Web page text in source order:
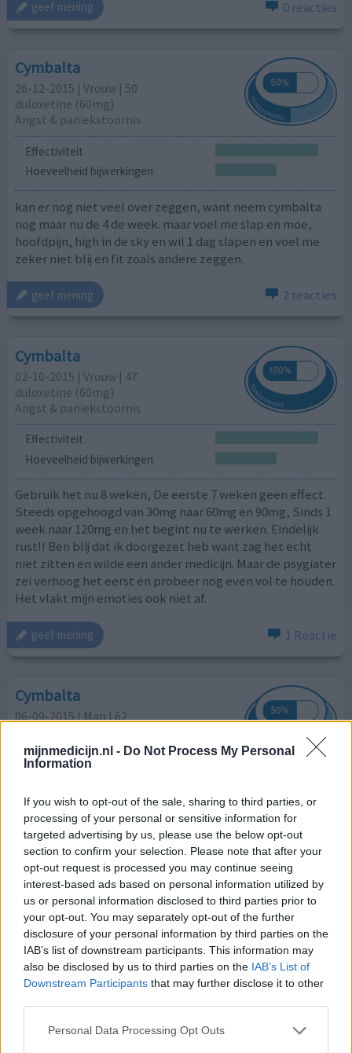
mijnmedicijn.nl - Do Not Process My Personal
Information
If you wish to opt-out of the sale, sharing to third parties, or
processing of your personal or sensitive information for
targeted advertising by us, please use the below opt-out
section to confirm your selection. Please note that after your
opt-out request is processed you may continue seeing
interest-based ads based on personal information utilized by
us or personal information disclosed to third parties prior to
your opt-out. You may separately opt-out of the further
disclosure of your personal information by third parties on the
IAB’s list of downstream participants. This information may
also be disclosed by us to third parties on the IAB’s List of
Downstream Participants that may further disclose it to other
Personal Data Processing Opt Outs
geef mening 0 reacties
Cymbalta
26-12-2015 | Vrouw | 50
duloxetine (60mg)
Angst & paniekstoornis
Effectiviteit
Hoeveelheid bijwerkingen
kan er nog niet veel over zeggen, want neem cymbalta
nog maar nu de 4 de week. maar voel me slap en moe,
hoofdpijn, high in de sky en wil 1 dag slapen en voel me
zeker niet blij en fit zoals andere zeggen.
geef mening 2 reacties
Cymbalta
02-10-2015 | Vrouw | 47
duloxetine (60mg)
Angst & paniekstoornis
Effectiviteit
Hoeveelheid bijwerkingen
Gebruik het nu 8 weken, De eerste 7 weken geen effect.
Steeds opgehoogd van 30mg naar 60mg en 90mg, Sinds 1
week naar 120mg en het begint nu te werken. Eindelijk
rust!! Ben blij dat ik doorgezet heb want zag het echt
niet zitten en wilde een ander medicijn. Maar de psygiater
zei verhoog het eerst en probeer nog even vol te houden.
Het vlakt mijn emoties ook niet af.
geef mening 1 Reactie
Cymbalta
06-09-2015 | Man | 62
Angst & paniekstoornis
Hoeveelheid bijwerkingen
Ik had Seroquel 600 mg per dag, daar kreeg ik 120mg
Cymbalta bij. Ik wil nu de Seroquel laten vervangen door
Lexapro bij de psychiater 29-09.
geef mening 0 reacties
Cymbalta
13-02-2015 | Vrouw | 56
duloxetine